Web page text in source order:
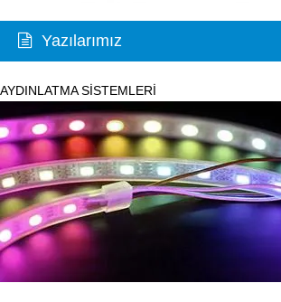
Yazılarımız
AYDINLATMA SİSTEMLERİ